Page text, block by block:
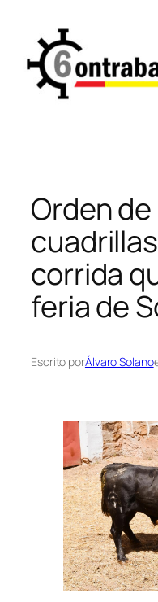
contenido
Orden
corrida
feria de
Escrito porÁlvaro Solano